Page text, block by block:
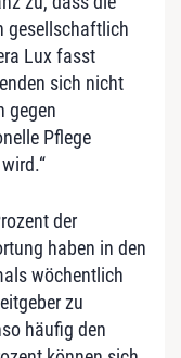
gesellschaftlich
Lux fasst
sich nicht
gegen
Pflege
der
haben in den
wöchentlich
zu
häufig den